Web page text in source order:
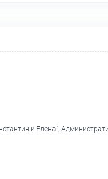
и Елена",